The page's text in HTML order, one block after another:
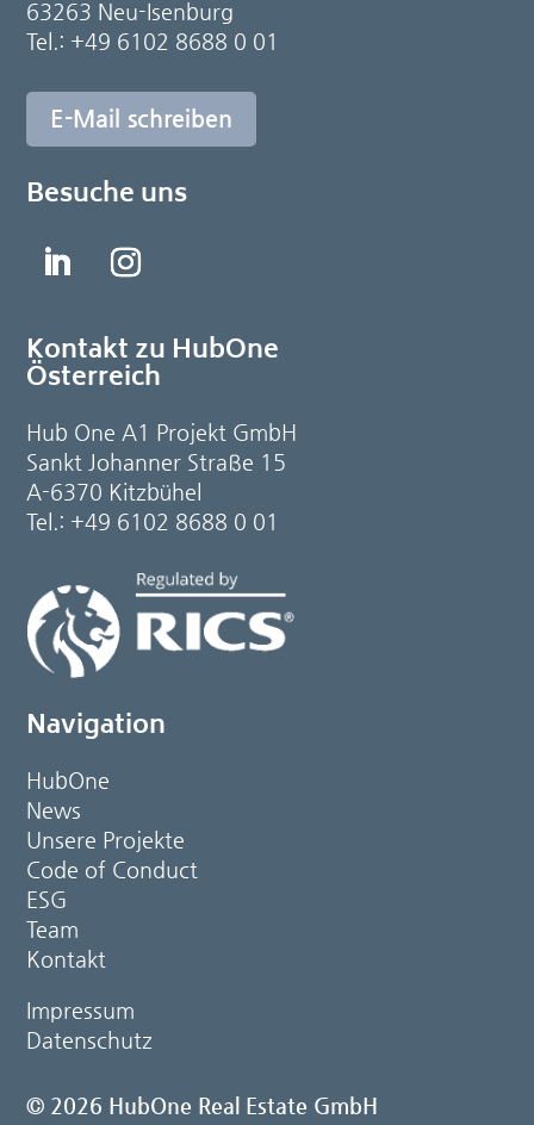
63263 Neu-Isenburg
Tel.: +49 6102 8688 0 01
E-Mail schreiben
Besuche uns
Kontakt zu HubOne
Österreich
Hub One A1 Projekt GmbH
Sankt Johanner Straße 15
A-6370 Kitzbühel
Tel.: +49 6102 8688 0 01
Navigation
HubOne
News
Unsere Projekte
Code of Conduct
ESG
Team
Kontakt
Impressum
Datenschutz
© 2026 HubOne Real Estate GmbH